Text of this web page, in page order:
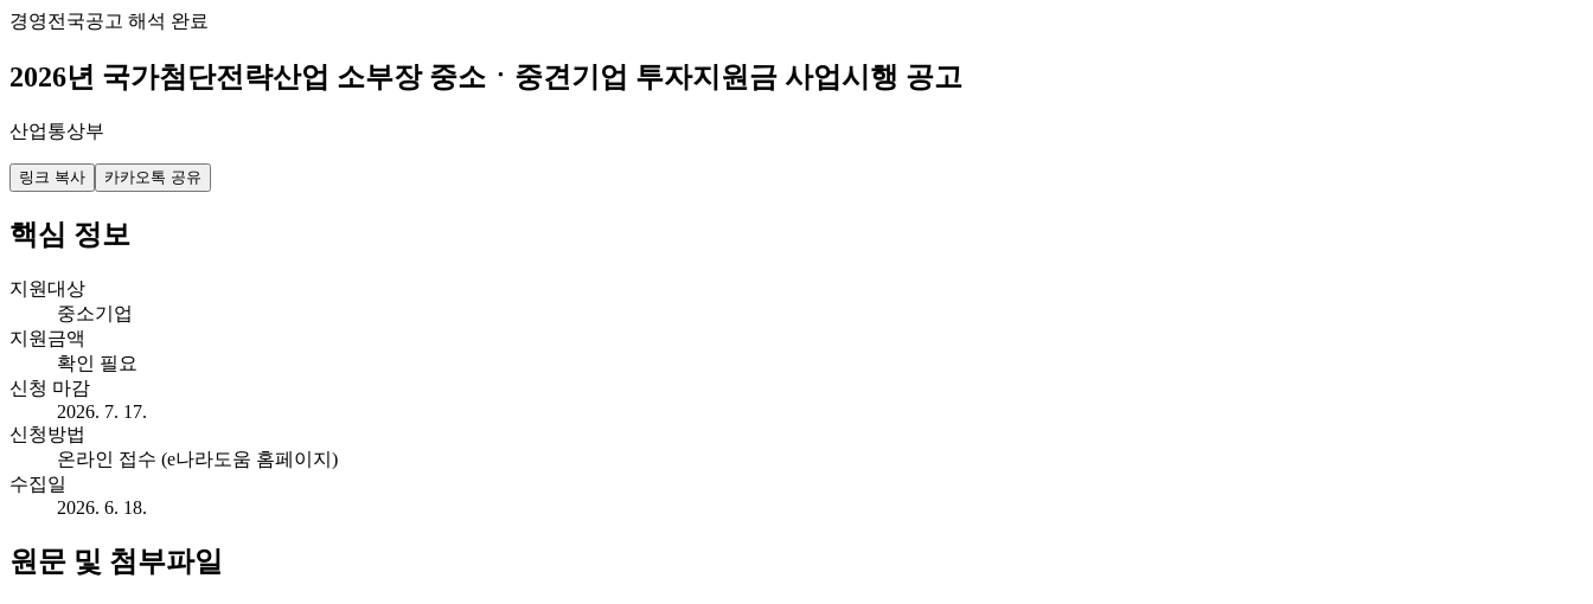
경영전국공고 해석 완료
2026년 국가첨단전략산업 소부장 중소ㆍ중견기업 투자지원금 사업시행 공고
산업통상부
링크 복사 카카오톡 공유
핵심 정보
지원대상
중소기업
지원금액
확인 필요
신청 마감
2026. 7. 17.
신청방법
온라인 접수 (e나라도움 홈페이지)
수집일
2026. 6. 18.
원문 및 첨부파일